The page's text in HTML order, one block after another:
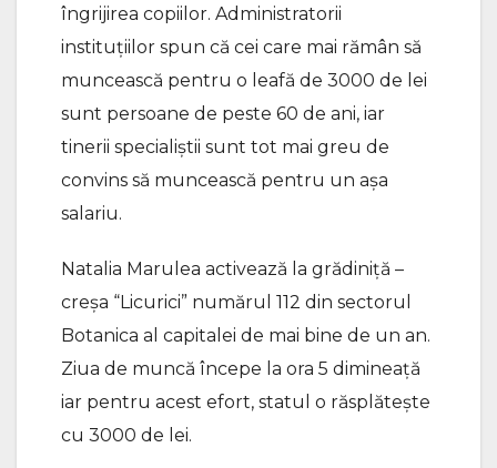
îngrijirea copiilor. Administratorii
instituțiilor spun că cei care mai rămân să
muncească pentru o leafă de 3000 de lei
sunt persoane de peste 60 de ani, iar
tinerii specialiștii sunt tot mai greu de
convins să muncească pentru un așa
salariu.
Natalia Marulea activează la grădiniță –
creșa “Licurici” numărul 112 din sectorul
Botanica al capitalei de mai bine de un an.
Ziua de muncă începe la ora 5 dimineață
iar pentru acest efort, statul o răsplătește
cu 3000 de lei.